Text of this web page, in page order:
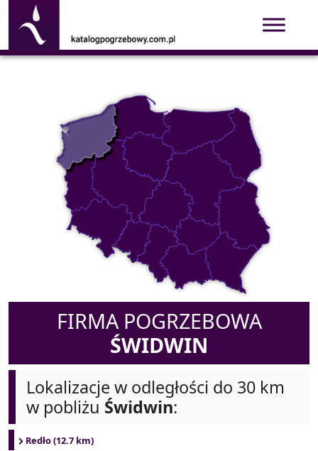
FIRMA POGRZEBOWA
ŚWIDWIN
Lokalizacje w odległości do 30 km
w pobliżu Świdwin:
Redło (12.7 km)